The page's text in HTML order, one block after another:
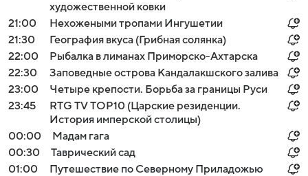
художественной ковки
21:00
Нехожеными тропами Ингушетии
21:30
География вкуса (Грибная солянка)
22:00
Рыбалка в лиманах Приморско-Ахтарска
22:30
Заповедные острова Кандалакшского залива
23:00
Четыре крепости. Борьба за границы Руси
23:45
RTG TV TOP10 (Царские резиденции.
История имперской столицы)
00:00
Мадам гага
00:30
Таврический сад
01:00
Путешествие по Северному Приладожью